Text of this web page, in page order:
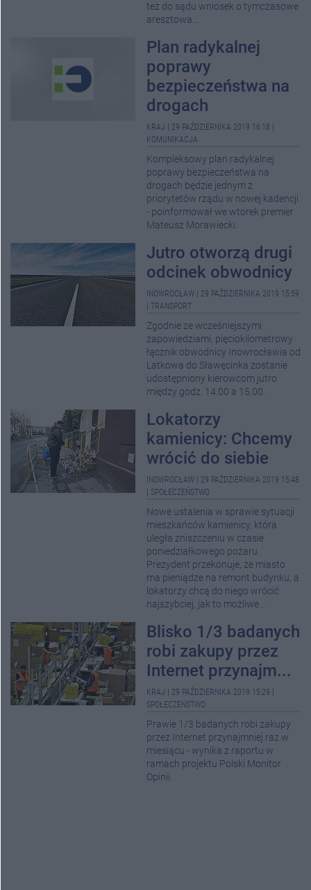
też do sądu wniosek o tymczasowe
aresztowa...
Plan radykalnej
poprawy
bezpieczeństwa na
drogach
KRAJ 29 PAŹDZIERNIKA 2019 16:18
KOMUNIKACJA
Kompleksowy plan radykalnej
poprawy bezpieczeństwa na
drogach będzie jednym z
priorytetów rządu w nowej kadencji
- poinformował we wtorek premier
Mateusz Morawiecki.
Jutro otworzą drugi
odcinek obwodnicy
INOWROCŁAW
29 PAŹDZIERNIKA 2019 15:59
TRANSPORT
Zgodnie ze wcześniejszymi
zapowiedziami, pięciokilometrowy
łącznik obwodnicy Inowrocławia od
Latkowa do Sławęcinka zostanie
udostępniony kierowcom jutro
między godz. 14.00 a 15.00.
Lokatorzy
kamienicy: Chcemy
wrócić do siebie
INOWROCŁAW
29 PAŹDZIERNIKA 2019 15:48
SPOŁECZEŃSTWO
Nowe ustalenia w sprawie sytuacji
mieszkańców kamienicy, która
uległa zniszczeniu w czasie
poniedziałkowego pożaru.
Prezydent przekonuje, że miasto
ma pieniądze na remont budynku, a
lokatorzy chcą do niego wrócić
najszybciej, jak to możliwe...
Blisko 1/3 badanych
robi zakupy przez
Internet przynajm...
KRAJ 29 PAŹDZIERNIKA 2019 15:29
SPOŁECZEŃSTWO
Prawie 1/3 badanych robi zakupy
przez Internet przynajmniej raz w
miesiącu - wynika z raportu w
ramach projektu Polski Monitor
Opinii.